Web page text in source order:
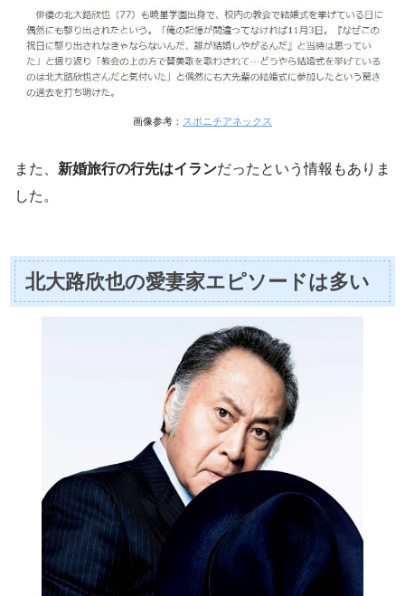
画像参考： スポニチアネックス
また、 新婚旅行の行先はイランだったという情報もありま
した。
北大路欣也の愛妻家エピソードは多い